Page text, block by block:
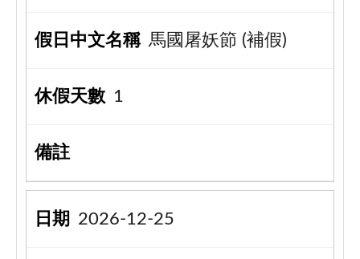
馬國屠妖節 (補假)
1
2026-12-25